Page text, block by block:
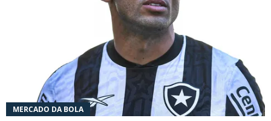
MERCADO DA BOLA